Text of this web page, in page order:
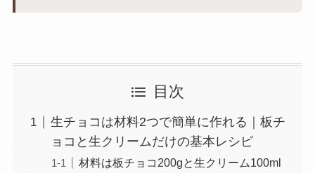
目次
生チョコは材料2つで簡単に作れる｜板チ
ョコと生クリームだけの基本レシピ
材料は板チョコ200gと生クリーム100ml